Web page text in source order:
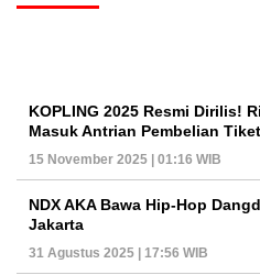
KOPLING 2025 Resmi Dirilis!
Masuk Antrian Pembelian
15 November 2025 | 01:16 WIB
NDX AKA Bawa Hip-Hop
Jakarta
31 Agustus 2025 | 17:56 WIB